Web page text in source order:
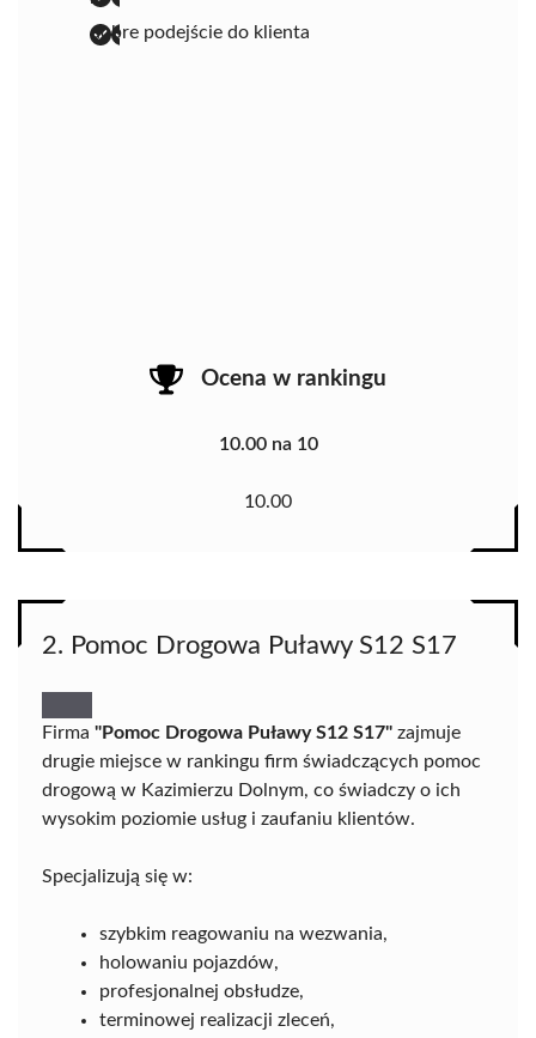
dobre podejście do klienta
Ocena w rankingu
10.00 na 10
10.00
2. Pomoc Drogowa Puławy S12 S17
Firma "Pomoc Drogowa Puławy S12 S17" zajmuje
drugie miejsce w rankingu firm świadczących pomoc
drogową w Kazimierzu Dolnym, co świadczy o ich
wysokim poziomie usług i zaufaniu klientów.
Specjalizują się w:
szybkim reagowaniu na wezwania,
holowaniu pojazdów,
profesjonalnej obsłudze,
terminowej realizacji zleceń,